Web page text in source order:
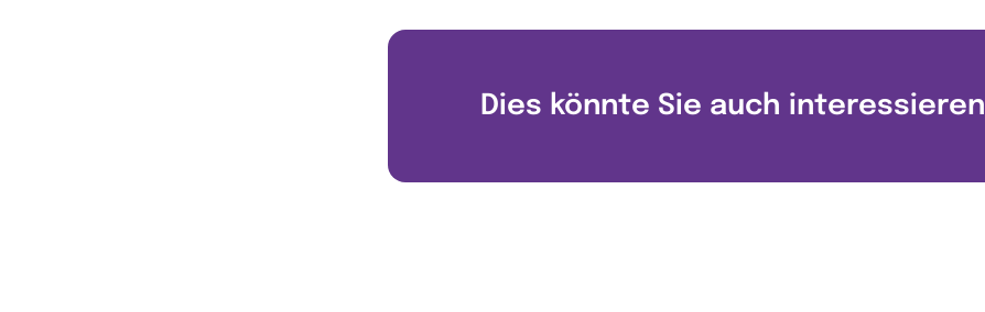
Dies könnte Sie auch interessieren